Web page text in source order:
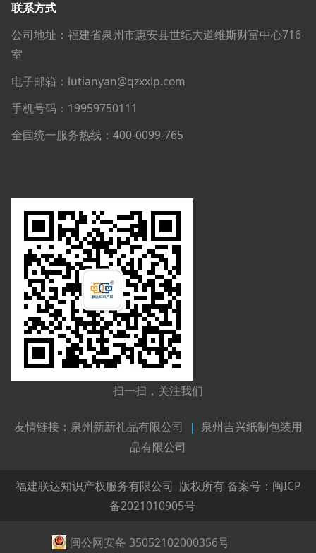
联系方式
公司地址：福建省泉州市惠安县世纪大道维斯财富中心716
室
电子邮箱：lutianyan@qzxxlp.com
手机号码：19959750111
全国统一服务热线：400-0099-765
扫一扫，关注我们
友情链接： 泉州新新礼品有限公司 |
泉州吉兴纸制包装用
品有限公司
福建联达知识产权服务有限公司 版权所有 备案号： 闽ICP
备2021010905号
闽公网安备 35052102000356号